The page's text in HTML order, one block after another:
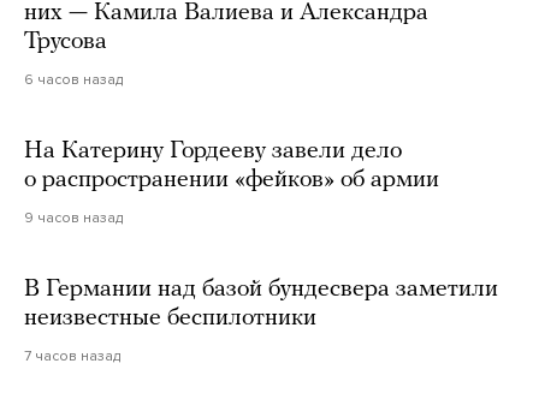
них — Камила Валиева и Александра
Трусова
6 часов назад
На Катерину Гордееву завели дело
о распространении «фейков» об армии
9 часов назад
В Германии над базой бундесвера заметили
неизвестные беспилотники
7 часов назад